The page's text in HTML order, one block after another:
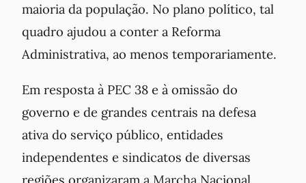
maioria da população. No plano político, tal
quadro ajudou a conter a Reforma
Administrativa, ao menos temporariamente.
Em resposta à PEC 38 e à omissão do
governo e de grandes centrais na defesa
ativa do serviço público, entidades
independentes e sindicatos de diversas
regiões organizaram a Marcha Nacional